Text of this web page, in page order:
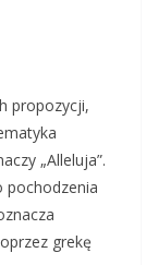
propozycji,
„Alleluja”.
pochodzenia
grekę